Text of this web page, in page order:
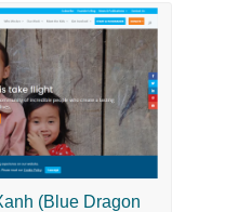
(Blue Dragon